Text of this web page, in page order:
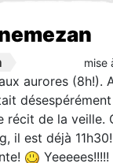
mise
aurores
récit de la
il est déjà
Yeeeees!!!!!